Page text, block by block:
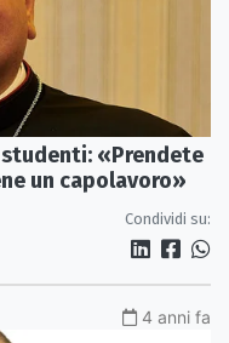
«Prendete
un capolavoro»
Condividi su:
4 anni fa